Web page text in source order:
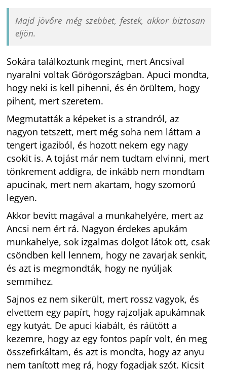
Majd jövőre még szebbet, festek, akkor biztosan
eljön.
Sokára találkoztunk megint, mert Ancsival
nyaralni voltak Görögországban. Apuci mondta,
hogy neki is kell pihenni, és én örültem, hogy
pihent, mert szeretem.
Megmutatták a képeket is a strandról, az
nagyon tetszett, mert még soha nem láttam a
tengert igaziból, és hozott nekem egy nagy
csokit is. A tojást már nem tudtam elvinni, mert
tönkrement addigra, de inkább nem mondtam
apucinak, mert nem akartam, hogy szomorú
legyen.
Akkor bevitt magával a munkahelyére, mert az
Ancsi nem ért rá. Nagyon érdekes apukám
munkahelye, sok izgalmas dolgot látok ott, csak
csöndben kell lennem, hogy ne zavarjak senkit,
és azt is megmondták, hogy ne nyúljak
semmihez.
Sajnos ez nem sikerült, mert rossz vagyok, és
elvettem egy papírt, hogy rajzoljak apukámnak
egy kutyát. De apuci kiabált, és ráütött a
kezemre, hogy az egy fontos papír volt, én meg
összefirkáltam, és azt is mondta, hogy az anyu
nem tanított meg rá, hogy fogadjak szót. Kicsit